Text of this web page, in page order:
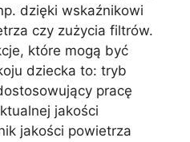
dzięki wskaźnikowi
czy zużycia filtrów.
które mogą być
dziecka to: tryb
pracę
jakości
jakości powietrza